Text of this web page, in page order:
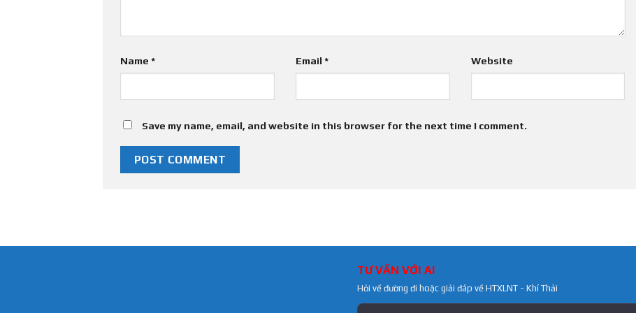
Name * Email * Website
Save my name, email, and website in this browser for the next time I comment.
TƯ VẤN VỚI AI
Hỏi về đường đi hoặc giải đáp về HTXLNT - Khí Thải